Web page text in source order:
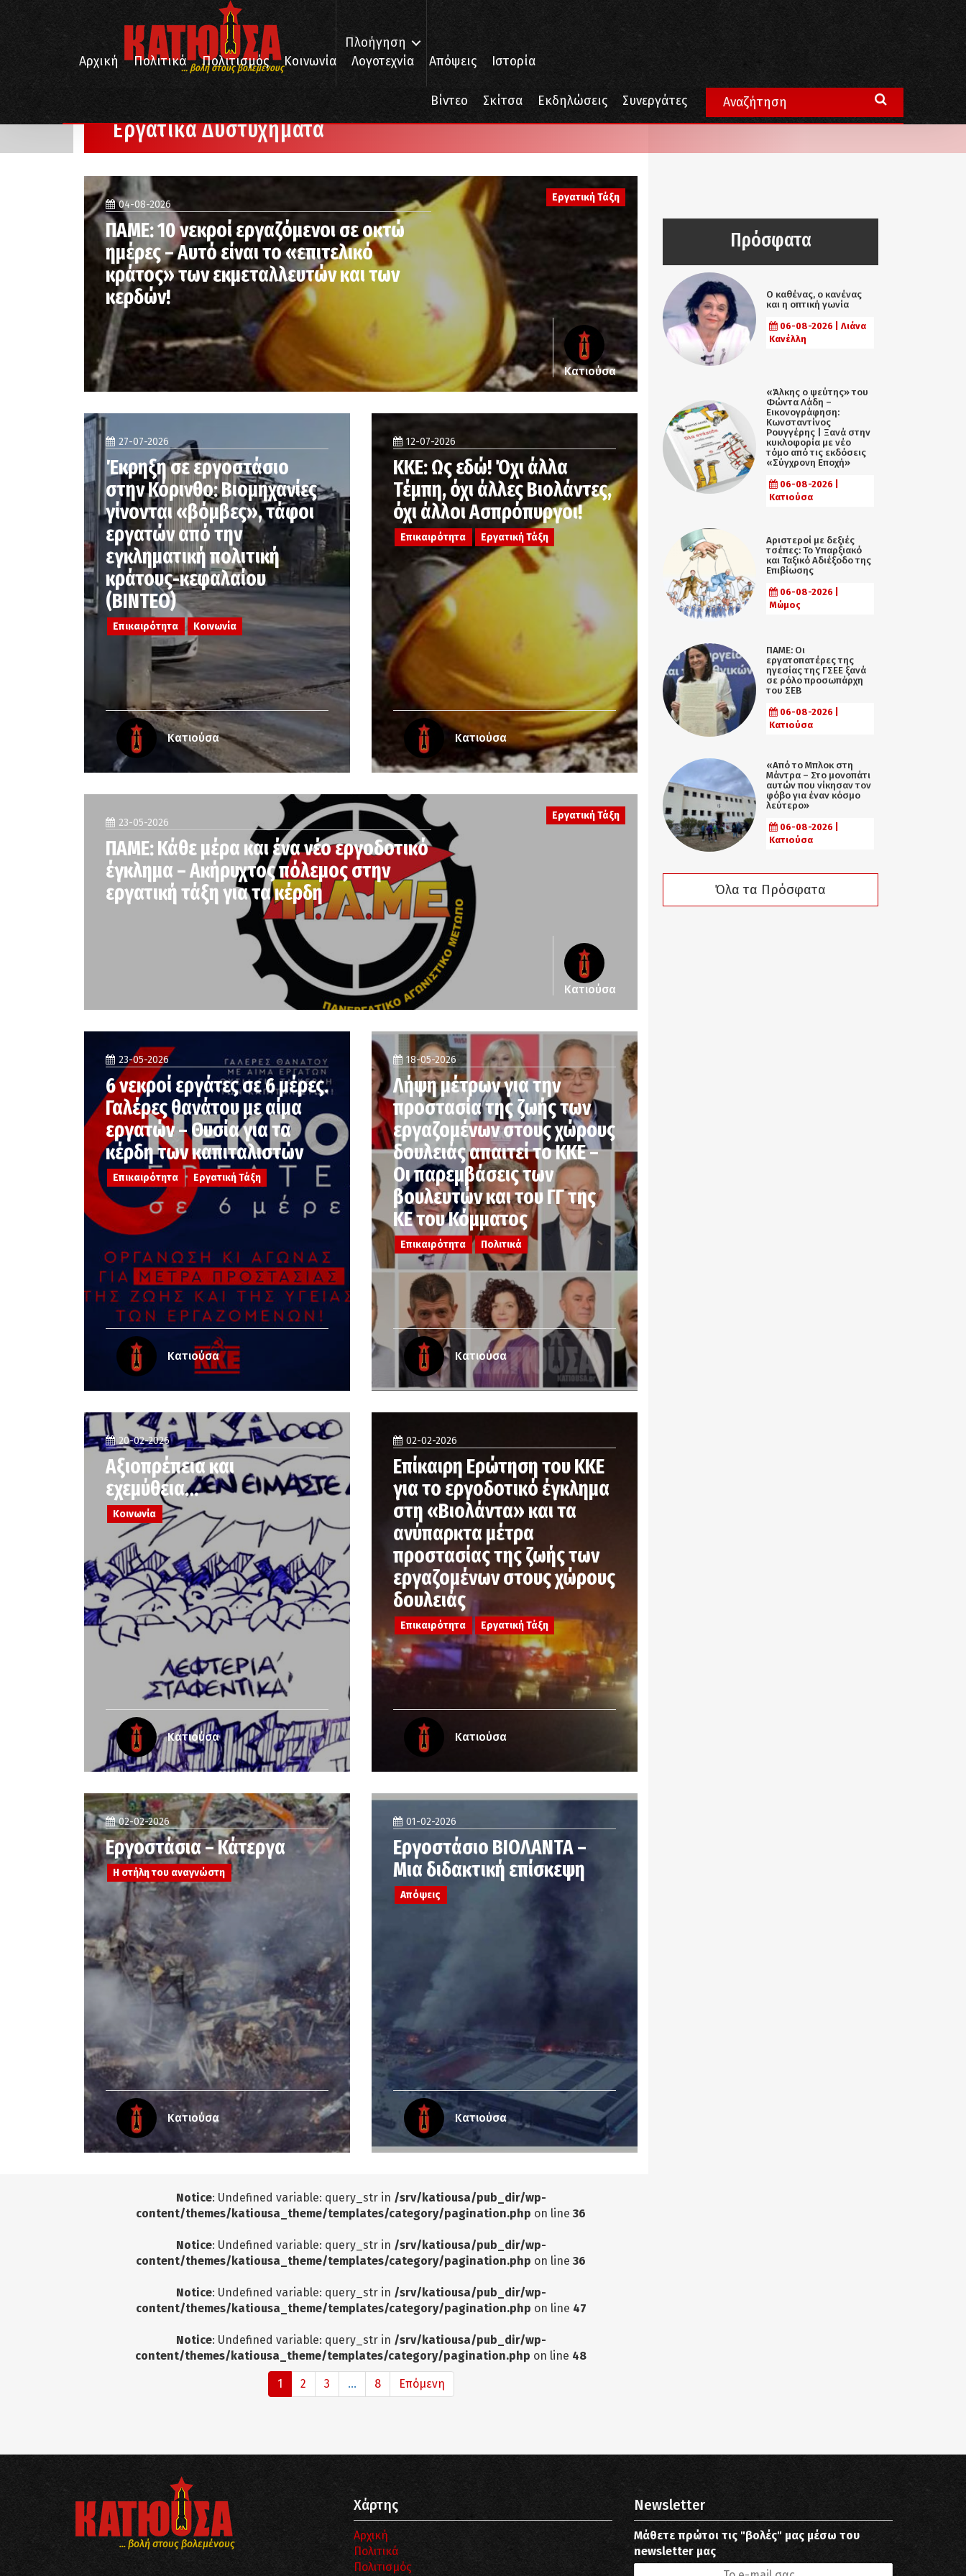
... βολή στους βολεμένους
Πλοήγηση
Αρχική
Πολιτικά Πολιτισμός Κοινωνία Λογοτεχνία Απόψεις Ιστορία
Βίντεο Σκίτσα Εκδηλώσεις Συνεργάτες
Εργατικά Δυστυχήματα
Εργατικά Δυστυχήματα
Εργατική Τάξη
04-08-2026
ΠΑΜΕ: 10 νεκροί εργαζόμενοι σε οκτώ
ημέρες – Αυτό είναι το «επιτελικό
κράτος» των εκμεταλλευτών και των
κερδών!
Κατιούσα
27-07-2026
Έκρηξη σε εργοστάσιο
στην Κόρινθο: Βιομηχανίες
γίνονται «βόμβες», τάφοι
εργατών από την
εγκληματική πολιτική
κράτους-κεφαλαίου
(ΒΙΝΤΕΟ)
Επικαιρότητα Κοινωνία
Κατιούσα
12-07-2026
ΚΚΕ: Ως εδώ! Όχι άλλα
Τέμπη, όχι άλλες Βιολάντες,
όχι άλλοι Ασπρόπυργοι!
Επικαιρότητα Εργατική Τάξη
Κατιούσα
Εργατική Τάξη
23-05-2026
ΠΑΜΕ: Κάθε μέρα και ένα νέο εργοδοτικό
έγκλημα – Ακήρυχτος πόλεμος στην
εργατική τάξη για τα κέρδη
Κατιούσα
23-05-2026
6 νεκροί εργάτες σε 6 μέρες.
Γαλέρες θανάτου με αίμα
εργατών – Θυσία για τα
κέρδη των καπιταλιστών
Επικαιρότητα Εργατική Τάξη
Κατιούσα
18-05-2026
Λήψη μέτρων για την
προστασία της ζωής των
εργαζομένων στους χώρους
δουλειάς απαιτεί το ΚΚΕ –
Οι παρεμβάσεις των
βουλευτών και του ΓΓ της
ΚΕ του Κόμματος
Επικαιρότητα Πολιτικά
Κατιούσα
20-02-2026
Αξιοπρέπεια και
εχεμύθεια…
Κοινωνία
Κατιούσα
02-02-2026
Επίκαιρη Ερώτηση του ΚΚΕ
για το εργοδοτικό έγκλημα
στη «Βιολάντα» και τα
ανύπαρκτα μέτρα
προστασίας της ζωής των
εργαζομένων στους χώρους
δουλειάς
Επικαιρότητα Εργατική Τάξη
Κατιούσα
02-02-2026
Εργοστάσια – Κάτεργα
Η στήλη του αναγνώστη
Κατιούσα
01-02-2026
Εργοστάσιο ΒΙΟΛΑΝΤΑ –
Μια διδακτική επίσκεψη
Απόψεις
Κατιούσα
Notice: Undefined variable: query_str in /srv/katiousa/pub_dir/wp-
content/themes/katiousa_theme/templates/category/pagination.php on line 36
Notice: Undefined variable: query_str in /srv/katiousa/pub_dir/wp-
content/themes/katiousa_theme/templates/category/pagination.php on line 36
Notice: Undefined variable: query_str in /srv/katiousa/pub_dir/wp-
content/themes/katiousa_theme/templates/category/pagination.php on line 47
Notice: Undefined variable: query_str in /srv/katiousa/pub_dir/wp-
content/themes/katiousa_theme/templates/category/pagination.php on line 48
1 2 3 ... 8 Επόμενη
Πρόσφατα
Ο καθένας, ο κανένας
και η οπτική γωνία
06-08-2026 | Λιάνα
Κανέλλη
«Άλκης ο ψεύτης» του
Φώντα Λάδη –
Εικονογράφηση:
Κωνσταντίνος
Ρουγγέρης | Ξανά στην
κυκλοφορία με νέο
τόμο από τις εκδόσεις
«Σύγχρονη Εποχή»
06-08-2026 |
Κατιούσα
Αριστεροί με δεξιές
τσέπες: Το Υπαρξιακό
και Ταξικό Αδιέξοδο της
Επιβίωσης
06-08-2026 |
Μώμος
ΠΑΜΕ: Οι
εργατοπατέρες της
ηγεσίας της ΓΣΕΕ ξανά
σε ρόλο προσωπάρχη
του ΣΕΒ
06-08-2026 |
Κατιούσα
«Από το Μπλοκ στη
Μάντρα – Στο μονοπάτι
αυτών που νίκησαν τον
φόβο για έναν κόσμο
λεύτερο»
06-08-2026 |
Κατιούσα
Όλα τα Πρόσφατα
... βολή στους βολεμένους
Χάρτης
Αρχική
Πολιτικά
Πολιτισμός
Newsletter
Μάθετε πρώτοι τις "βολές" μας μέσω του
newsletter μας